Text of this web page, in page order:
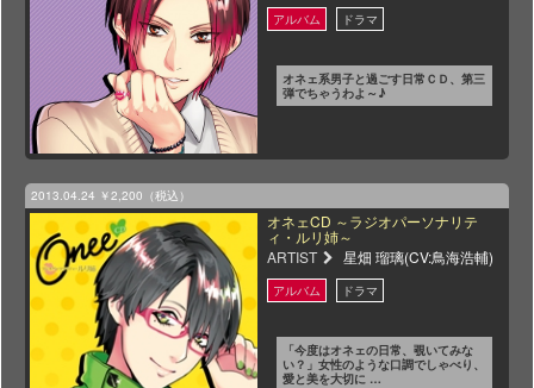
オネェ系男子と過ごす日常ＣＤ、第三
弾でちゃうわよ～♪
2013.04.24 ￥2,200（税込）
オネェCD ～ラジオパーソナリテ
ィ・ルリ姉～
ARTIST
星畑 瑠璃(CV:鳥海浩輔)
「今度はオネェの日常、覗いてみな
い？」女性のような口調でしゃべり、
愛と美を大切に …